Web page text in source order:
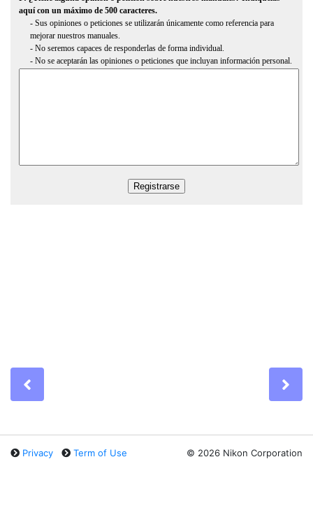
Privacy Term of Use © 2026 Nikon Corporation